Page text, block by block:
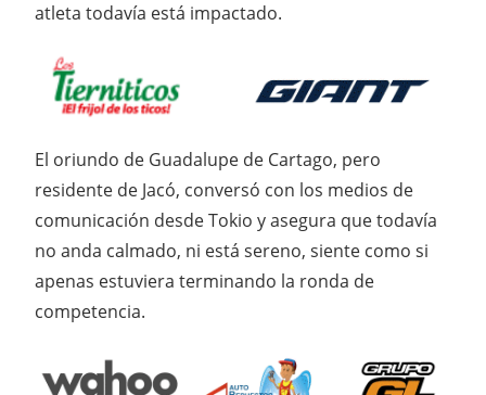
atleta todavía está impactado.
El oriundo de Guadalupe de Cartago, pero
residente de Jacó, conversó con los medios de
comunicación desde Tokio y asegura que todavía
no anda calmado, ni está sereno, siente como si
apenas estuviera terminando la ronda de
competencia.